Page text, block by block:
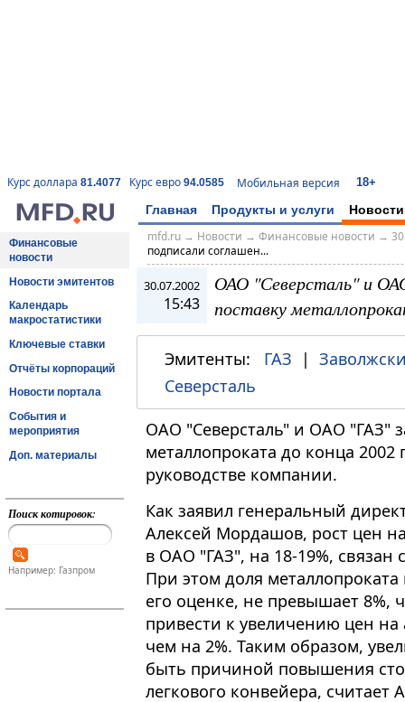
Курс доллара 81.4077 Курс евро 94.0585 Мобильная версия 18+
Главная Продукты и услуги Новости
Финансовые
новости
Новости эмитентов
Календарь
макростатистики
Ключевые ставки
Отчёты корпораций
Новости портала
События и
мероприятия
Доп. материалы
Поиск котировок:
Например: Газпром
mfd.ru→ Новости → Финансовые новости →
подписали соглашен...
30.07.2002
15:43
ОАО "Северсталь" и
поставку
Эмитенты: ГАЗ |
Северсталь
ОАО "Северсталь" и ОАО "ГАЗ"
металлопроката до конца
руководстве компании.
Как заявил генеральный
Алексей Мордашов, рост цен
в ОАО "ГАЗ", на 18-19%, связан
При этом доля
его оценке, не превышает 8%,
привести к увеличению цен
чем на 2%. Таким образом,
быть причиной повышения
легкового конвейера,